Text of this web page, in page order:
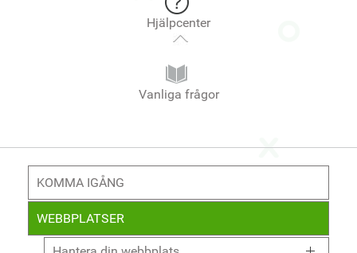
Hjälpcenter
Vanliga frågor
KOMMA IGÅNG
WEBBPLATSER